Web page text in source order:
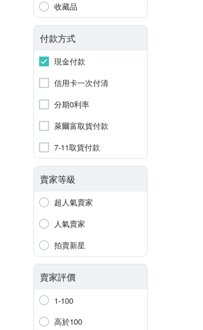
收藏品
付款方式
現金付款
信用卡一次付清
分期0利率
萊爾富取貨付款
7-11取貨付款
賣家等級
超人氣賣家
人氣賣家
拍賣新星
賣家評價
1-100
高於100